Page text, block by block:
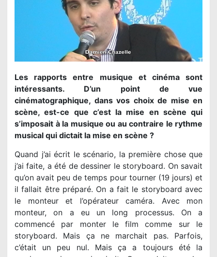
Les rapports entre musique et cinéma sont
intéressants. D’un point de vue
cinématographique, dans vos choix de mise en
scène, est-ce que c’est la mise en scène qui
s’imposait à la musique ou au contraire le rythme
musical qui dictait la mise en scène ?
Quand j’ai écrit le scénario, la première chose que
j’ai faite, a été de dessiner le storyboard. On savait
qu’on avait peu de temps pour tourner (19 jours) et
il fallait être préparé. On a fait le storyboard avec
le monteur et l’opérateur caméra. Avec mon
monteur, on a eu un long processus. On a
commencé par monter le film comme sur le
storyboard. Mais ça ne marchait pas. Parfois,
c’était un peu nul. Mais ça a toujours été la